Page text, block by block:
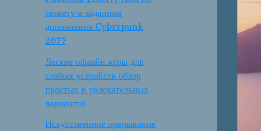
сюжету и заданиям
дополнения Cyberpunk
2077
Легкие офлайн игры для
слабых устройств обзор
простых и увлекательных
вариантов
Искусственное прерывание